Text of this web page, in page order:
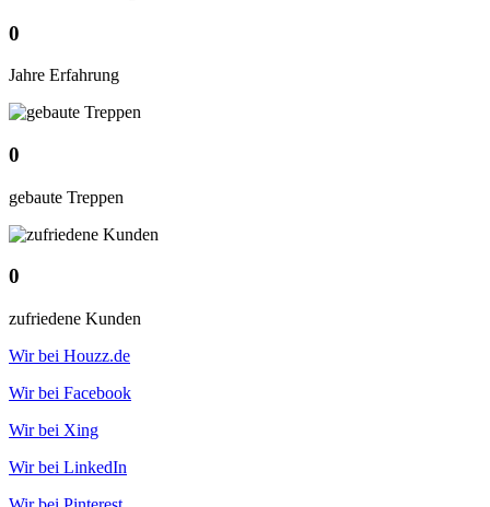
0
Jahre Erfahrung
0
gebaute Treppen
0
zufriedene Kunden
Wir bei Houzz.de
Wir bei Facebook
Wir bei Xing
Wir bei LinkedIn